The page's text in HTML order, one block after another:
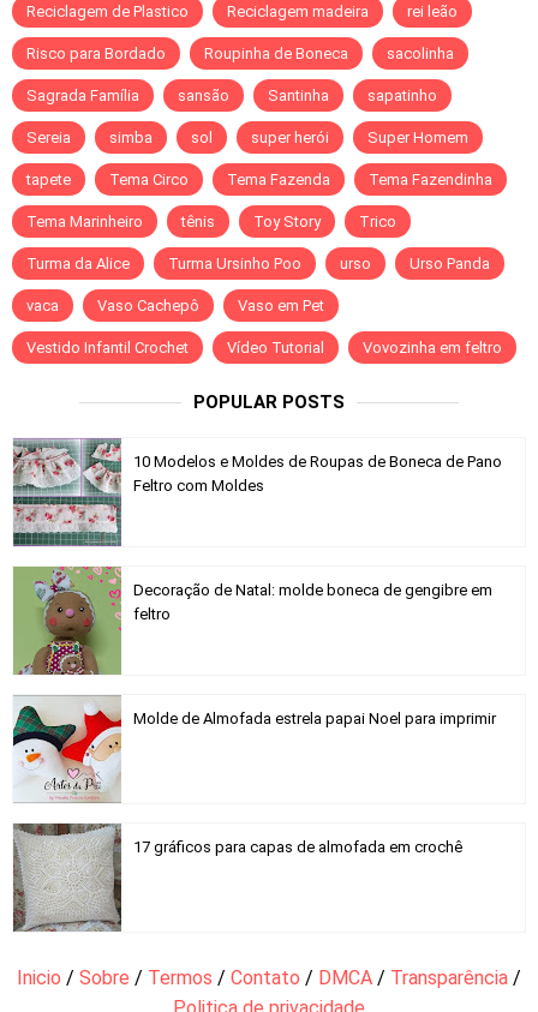
Reciclagem de Plastico Reciclagem madeira rei leão
Risco para Bordado Roupinha de Boneca sacolinha
Sagrada Família sansão Santinha sapatinho
Sereia simba sol super herói Super Homem
tapete Tema Circo Tema Fazenda Tema Fazendinha
Tema Marinheiro tênis Toy Story Trico
Turma da Alice Turma Ursinho Poo urso Urso Panda
vaca Vaso Cachepô Vaso em Pet
Vestido Infantil Crochet Vídeo Tutorial Vovozinha em feltro
POPULAR POSTS
10 Modelos e Moldes de Roupas de Boneca de Pano
Feltro com Moldes
Decoração de Natal: molde boneca de gengibre em
feltro
Molde de Almofada estrela papai Noel para imprimir
17 gráficos para capas de almofada em crochê
Inicio / Sobre / Termos / Contato / DMCA / Transparência /